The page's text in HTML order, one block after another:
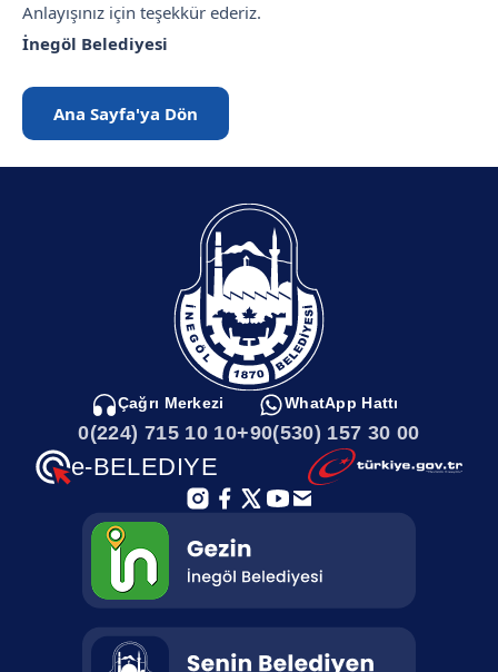
Anlayışınız için teşekkür ederiz.
İnegöl Belediyesi
Ana Sayfa'ya Dön
Çağrı Merkezi
0(224) 715 10 10
WhatApp Hattı
+90(530) 157 30 00
e-BELEDIYE